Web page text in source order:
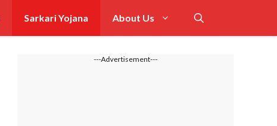
Sarkari Yojana About Us
---Advertisement---